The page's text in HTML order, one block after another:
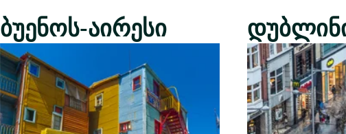
ბუენოს-აირესი